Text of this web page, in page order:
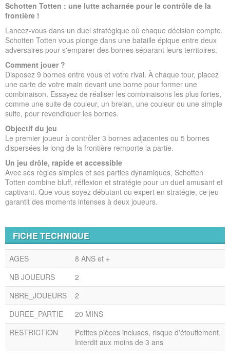
Schotten Totten : une lutte acharnée pour le contrôle de la
frontière !
Lancez-vous dans un duel stratégique où chaque décision compte.
Schotten Totten vous plonge dans une bataille épique entre deux
adversaires pour s'emparer des bornes séparant leurs territoires.
Comment jouer ?
Disposez 9 bornes entre vous et votre rival. À chaque tour, placez
une carte de votre main devant une borne pour former une
combinaison. Essayez de réaliser les combinaisons les plus fortes,
comme une suite de couleur, un brelan, une couleur ou une simple
suite, pour revendiquer les bornes.
Objectif du jeu
Le premier joueur à contrôler 3 bornes adjacentes ou 5 bornes
dispersées le long de la frontière remporte la partie.
Un jeu drôle, rapide et accessible
Avec ses règles simples et ses parties dynamiques, Schotten
Totten combine bluff, réflexion et stratégie pour un duel amusant et
captivant. Que vous soyez débutant ou expert en stratégie, ce jeu
garantit des moments intenses à deux joueurs.
FICHE TECHNIQUE
AGES
8 ANS et +
NB JOUEURS
2
NBRE_JOUEURS
2
DUREE_PARTIE
20 MINS
RESTRICTION
Petites pièces incluses, risque d'étouffement.
Interdit aux moins de 3 ans